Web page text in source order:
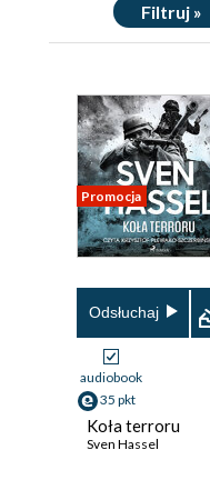
Filtruj »
Promocja
Odsłuchaj
audiobook
35 pkt
Koła terroru
Sven Hassel